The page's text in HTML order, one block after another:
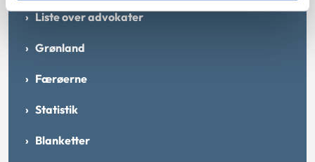
Liste over advokater
Grønland
Færøerne
Statistik
Blanketter